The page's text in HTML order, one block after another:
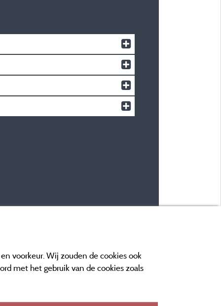
voorkeur. Wij zouden de cookies ook
met het gebruik van de cookies zoals